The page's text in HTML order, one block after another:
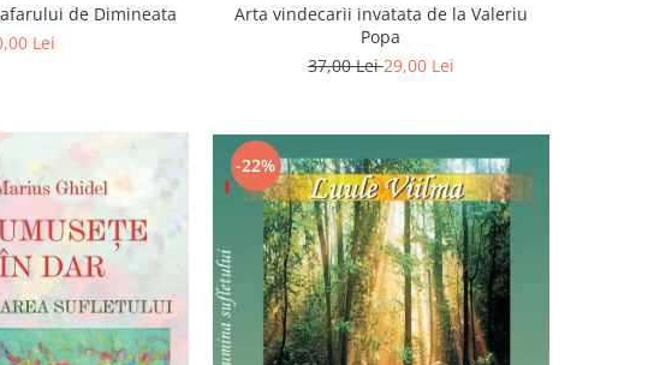
de Dimineata
Lei
Arta vindecarii invatata de la Valeriu
Popa
37,00 Lei29,00 Lei
-22%